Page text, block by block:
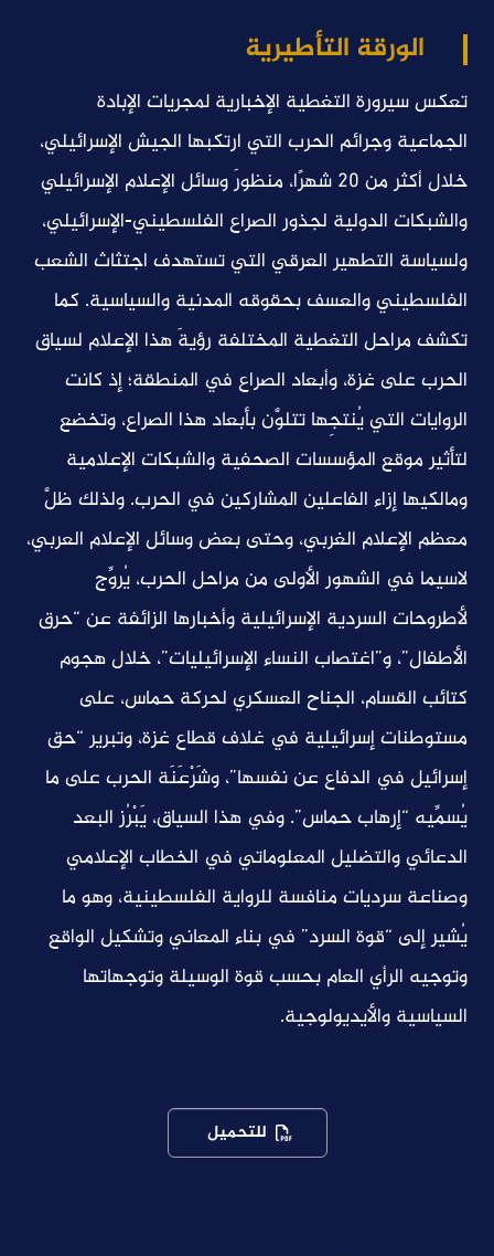
الورقة التأطيرية
تعكس سيرورة التغطية الإخبارية لمجريات الإبادة
الجماعية وجرائم الحرب التي ارتكبها الجيش الإسرائيلي،
خلال أكثر من 20 شهرًا، منظورَ وسائل الإعلام الإسرائيلي
والشبكات الدولية لجذور الصراع الفلسطيني-الإسرائيلي،
ولسياسة التطهير العرقي التي تستهدف اجتثاث الشعب
الفلسطيني والعسف بحقوقه المدنية والسياسية. كما
تكشف مراحل التغطية المختلفة رؤيةَ هذا الإعلام لسياق
الحرب على غزة، وأبعاد الصراع في المنطقة؛ إذ كانت
الروايات التي يُنتجِها تتلوَّن بأبعاد هذا الصراع، وتخضع
لتأثير موقع المؤسسات الصحفية والشبكات الإعلامية
ومالكيها إزاء الفاعلين المشاركين في الحرب. ولذلك ظلَّ
معظم الإعلام الغربي، وحتى بعض وسائل الإعلام العربي،
لاسيما في الشهور الأولى من مراحل الحرب، يُروِّج
لأطروحات السردية الإسرائيلية وأخبارها الزائفة عن “حرق
الأطفال”، و”اغتصاب النساء الإسرائيليات”، خلال هجوم
كتائب القسام، الجناح العسكري لحركة حماس، على
مستوطنات إسرائيلية في غلاف قطاع غزة، وتبرير “حق
إسرائيل في الدفاع عن نفسها”، وشَرْعَنَة الحرب على ما
يُسمِّيه “إرهاب حماس”. وفي هذا السياق، يَبْرُز البعد
الدعائي والتضليل المعلوماتي في الخطاب الإعلامي
وصناعة سرديات منافسة للرواية الفلسطينية، وهو ما
يُشير إلى “قوة السرد” في بناء المعاني وتشكيل الواقع
وتوجيه الرأي العام بحسب قوة الوسيلة وتوجهاتها
السياسية والأيديولوجية.
للتحميل